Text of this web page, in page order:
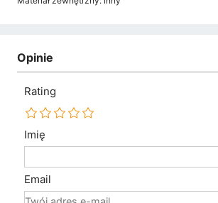
Opinie
Rating
Imię
Email